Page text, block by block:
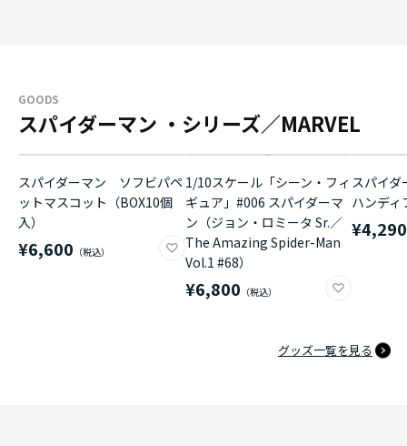
GOODS
スパイダーマン ・シリーズ／MARVEL
スパイダーマン ソフビパペ
ットマスコット（BOX10個
入）
¥6,600
1/10スケール「シーン・フィ
ギュア」#006 スパイダーマ
ン（ジョン・ロミータ Sr.／
The Amazing Spider-Man
Vol.1 #68）
¥6,800
スパイ
ハンディ
¥4,290
グッズ一覧を見る